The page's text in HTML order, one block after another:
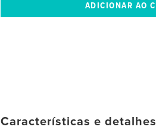
Características e detalhes